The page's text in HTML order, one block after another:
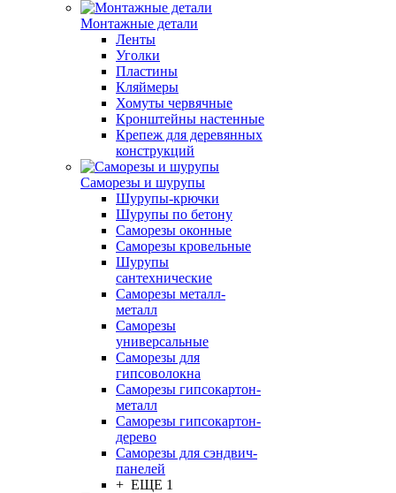
Монтажные детали
Ленты
Уголки
Пластины
Кляймеры
Хомуты червячные
Кронштейны настенные
Крепеж для деревянных
конструкций
Саморезы и шурупы
Шурупы-крючки
Шурупы по бетону
Саморезы оконные
Саморезы кровельные
Шурупы
сантехнические
Саморезы металл-
металл
Саморезы
универсальные
Саморезы для
гипсоволокна
Саморезы гипсокартон-
металл
Саморезы гипсокартон-
дерево
Саморезы для сэндвич-
панелей
+ ЕЩЕ 1